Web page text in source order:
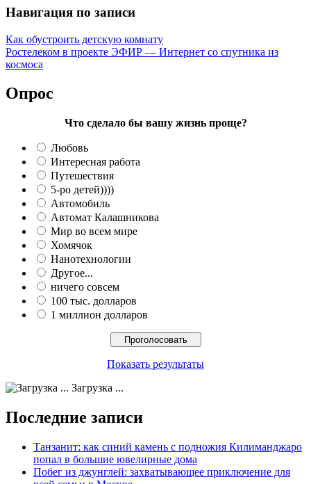
Навигация по записи
Как обустроить детскую комнату
Ростелеком в проекте ЭФИР — Интернет со спутника из
космоса
Опрос
Что сделало бы вашу жизнь проще?
Любовь
Интересная работа
Путешествия
5-ро детей))))
Автомобиль
Автомат Калашникова
Мир во всем мире
Хомячок
Нанотехнологии
Другое...
ничего совсем
100 тыс. долларов
1 миллион долларов
Показать результаты
Загрузка ...
Последние записи
Танзанит: как синий камень с подножия Килиманджаро
попал в большие ювелирные дома
Побег из джунглей: захватывающее приключение для